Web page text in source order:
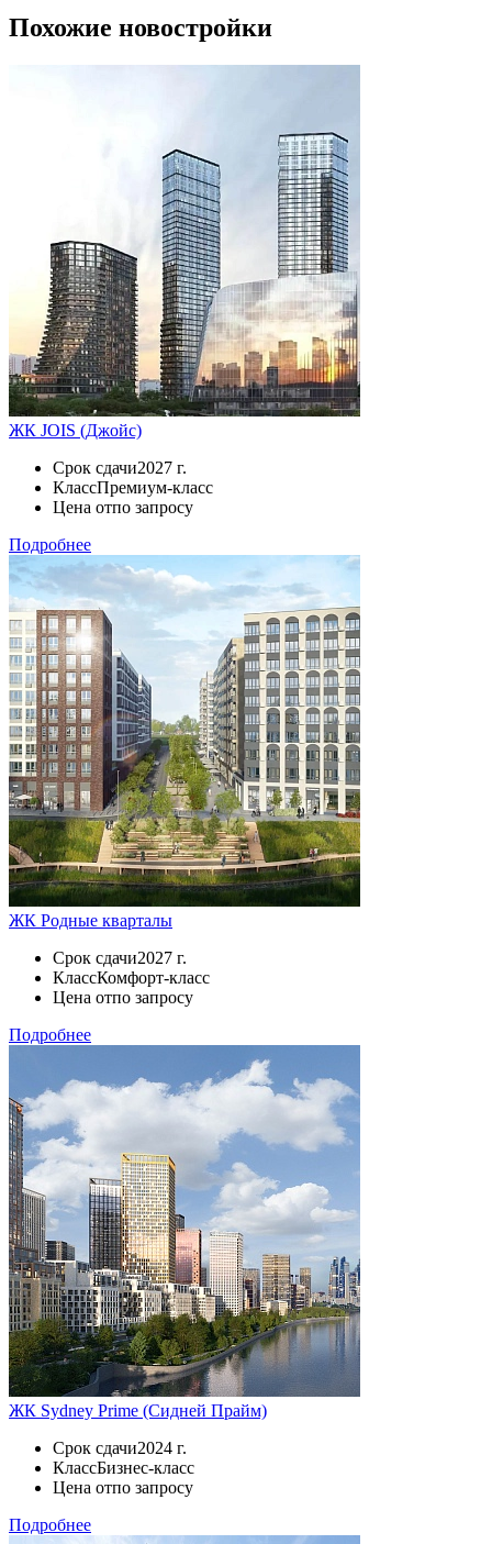
Похожие новостройки
ЖК JOIS (Джойс)
Срок сдачи2027 г.
КлассПремиум-класс
Цена отпо запросу
Подробнее
ЖК Родные кварталы
Срок сдачи2027 г.
КлассКомфорт-класс
Цена отпо запросу
Подробнее
ЖК Sydney Prime (Сидней Прайм)
Срок сдачи2024 г.
КлассБизнес-класс
Цена отпо запросу
Подробнее